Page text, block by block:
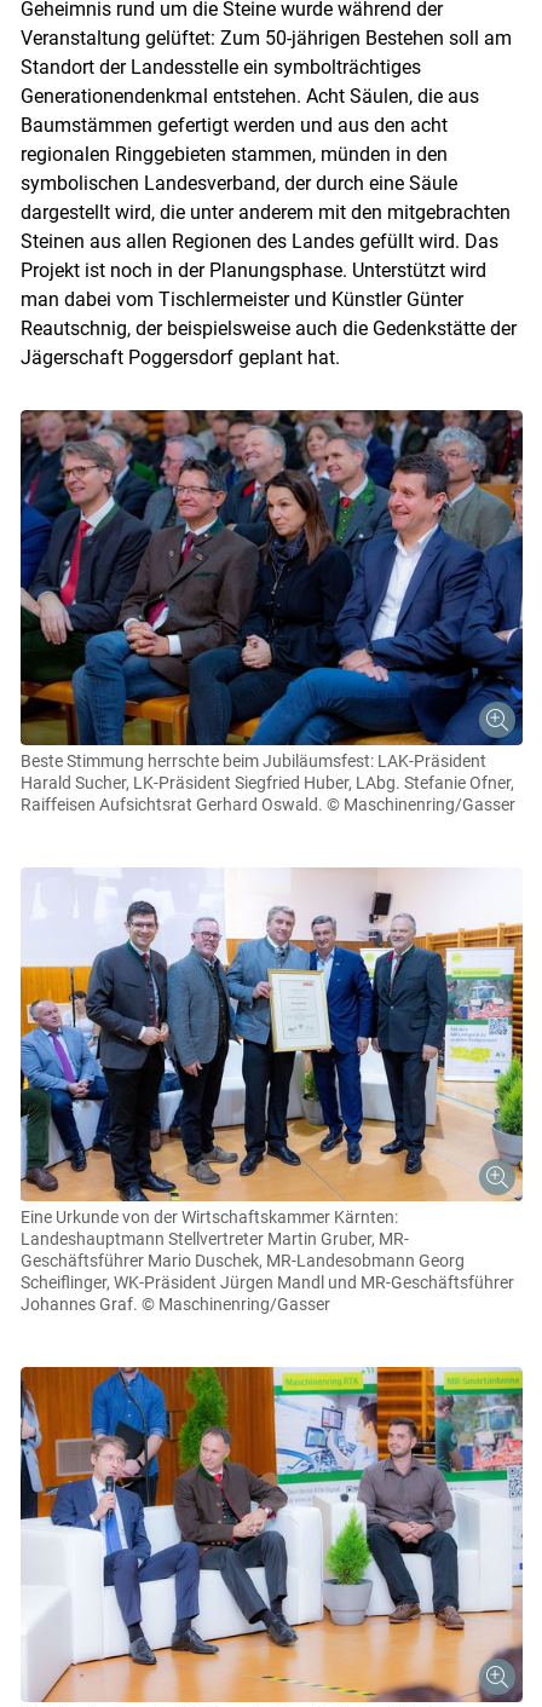
Geheimnis rund um die Steine wurde während der
Veranstaltung gelüftet: Zum 50-jährigen Bestehen soll am
Standort der Landesstelle ein symbolträchtiges
Generationendenkmal entstehen. Acht Säulen, die aus
Baumstämmen gefertigt werden und aus den acht
regionalen Ringgebieten stammen, münden in den
symbolischen Landesverband, der durch eine Säule
dargestellt wird, die unter anderem mit den mitgebrachten
Steinen aus allen Regionen des Landes gefüllt wird. Das
Projekt ist noch in der Planungsphase. Unterstützt wird
man dabei vom Tischlermeister und Künstler Günter
Reautschnig, der beispielsweise auch die Gedenkstätte der
Jägerschaft Poggersdorf geplant hat.
Beste Stimmung herrschte beim Jubiläumsfest: LAK-Präsident
Harald Sucher, LK-Präsident Siegfried Huber, LAbg. Stefanie Ofner,
Raiffeisen Aufsichtsrat Gerhard Oswald. © Maschinenring/Gasser
Eine Urkunde von der Wirtschaftskammer Kärnten:
Landeshauptmann Stellvertreter Martin Gruber, MR-
Geschäftsführer Mario Duschek, MR-Landesobmann Georg
Scheiflinger, WK-Präsident Jürgen Mandl und MR-Geschäftsführer
Johannes Graf. © Maschinenring/Gasser